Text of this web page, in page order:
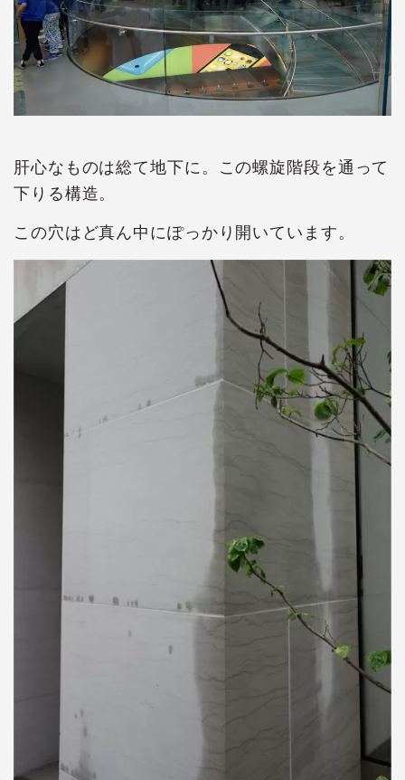
肝心なものは総て地下に。この螺旋階段を通って
下りる構造。
この穴はど真ん中にぽっかり開いています。